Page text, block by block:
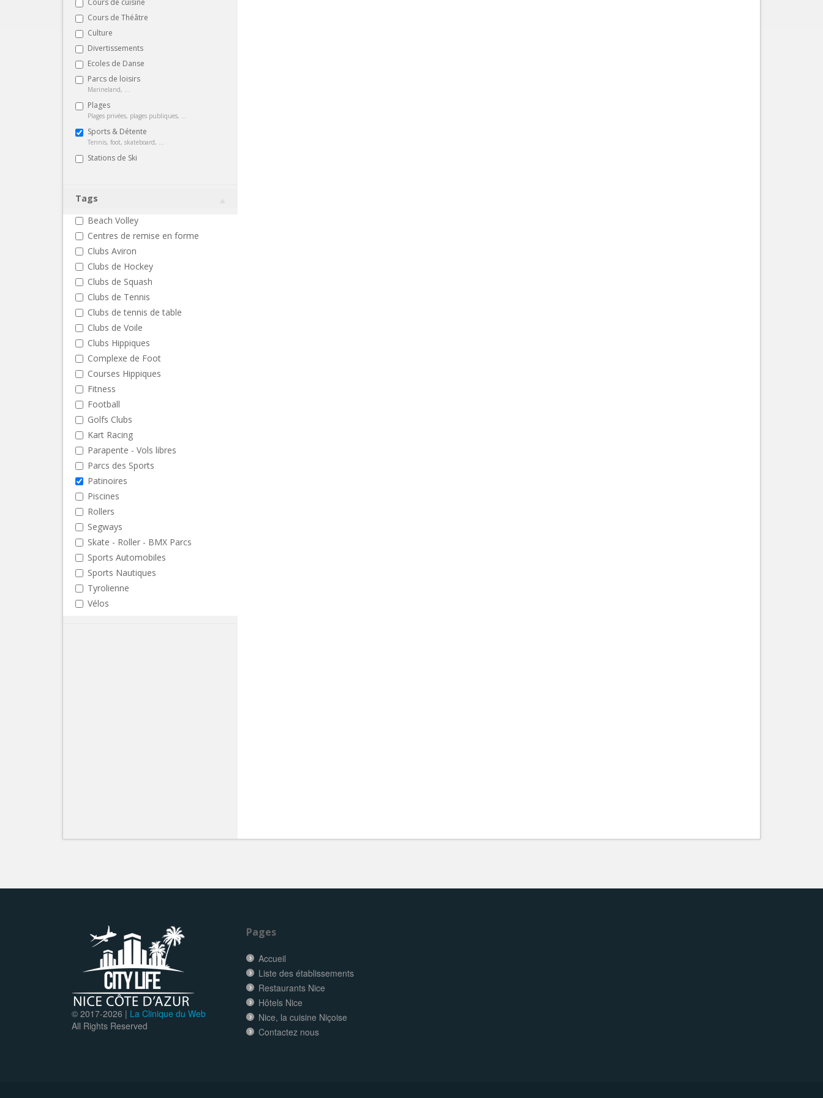
Cours de Théâtre
Culture
Divertissements
Ecoles de Danse
Parcs de loisirs
Marineland, ...
Plages
Plages privées, plages publiques, ...
Sports & Détente
Tennis, foot, skateboard, ...
Stations de Ski
Tags
Beach Volley
Centres de remise en forme
Clubs Aviron
Clubs de Hockey
Clubs de Squash
Clubs de Tennis
Clubs de tennis de table
Clubs de Voile
Clubs Hippiques
Complexe de Foot
Courses Hippiques
Fitness
Football
Golfs Clubs
Kart Racing
Parapente - Vols libres
Parcs des Sports
Patinoires
Piscines
Rollers
Segways
Skate - Roller - BMX Parcs
Sports Automobiles
Sports Nautiques
Tyrolienne
Vélos
© 2017-2026 | La Clinique du Web
All Rights Reserved
Pages
Accueil
Liste des établissements
Restaurants Nice
Hôtels Nice
Nice, la cuisine Niçoise
Contactez nous